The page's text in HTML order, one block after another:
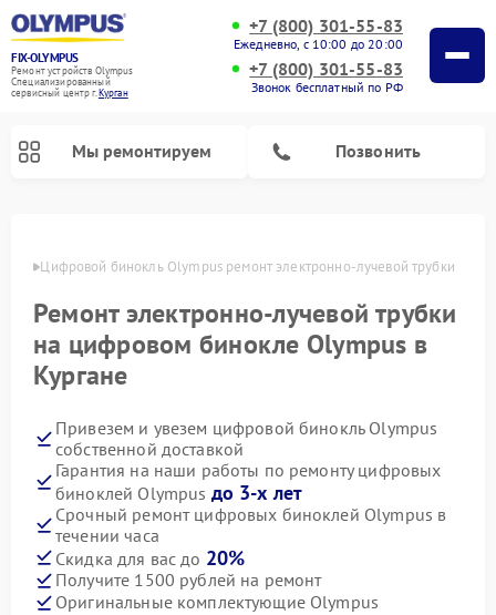
FIX-OLYMPUS
Ремонт устройств Olympus
Специализированный
cервисный центр г.Курган
+7 (800) 301-55-83
Ежедневно, с 10:00 до 20:00
+7 (800) 301-55-83
Звонок бесплатный по РФ
Мы ремонтируем Позвонить
Цифровой бинокль Olympus ремонт электронно-лучевой трубки
Ремонт электронно-лучевой трубки
на цифровом бинокле Olympus в
Кургане
Привезем и увезем цифровой бинокль Olympus
собственной доставкой
Гарантия на наши работы по ремонту цифровых
биноклей Olympus до 3-х лет
Срочный ремонт цифровых биноклей Olympus в
течении часа
Скидка для вас до 20%
Получите 1500 рублей на ремонт
Оригинальные комплектующие Olympus